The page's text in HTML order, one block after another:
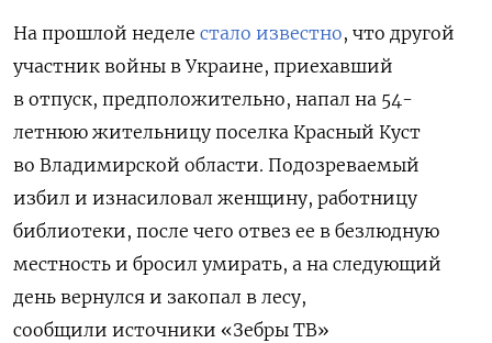
На прошлой неделе стало известно, что другой
участник войны в Украине, приехавший
в отпуск, предположительно, напал на 54-
летнюю жительницу поселка Красный Куст
во Владимирской области. Подозреваемый
избил и изнасиловал женщину, работницу
библиотеки, после чего отвез ее в безлюдную
местность и бросил умирать, а на следующий
день вернулся и закопал в лесу,
сообщили источники «Зебры ТВ»